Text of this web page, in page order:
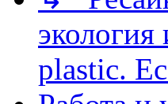
plastic.